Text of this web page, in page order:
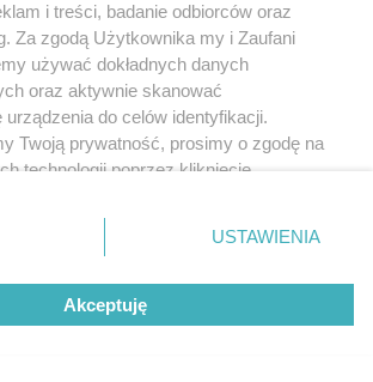
i treści, badanie odbiorców oraz
Za zgodą Użytkownika my i Zaufani
używać dokładnych danych
oraz aktywnie skanować
do celów identyfikacji.
Twoją prywatność, prosimy o zgodę na
technologii poprzez kliknięcie
klikając przycisk ustawień prywatności
lewym dolnym rogu strony
danych nie wymagają zgody
masz prawo sprzeciwić się takiemu
będą miały zastosowanie tylko
USTAWIENIA
Akceptuję